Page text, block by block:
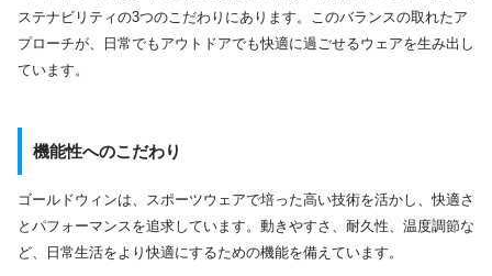
ステナビリティの3つのこだわりにあります。このバランスの取れたア
プローチが、日常でもアウトドアでも快適に過ごせるウェアを生み出し
ています。
機能性へのこだわり
ゴールドウィンは、スポーツウェアで培った高い技術を活かし、快適さ
とパフォーマンスを追求しています。動きやすさ、耐久性、温度調節な
ど、日常生活をより快適にするための機能を備えています。